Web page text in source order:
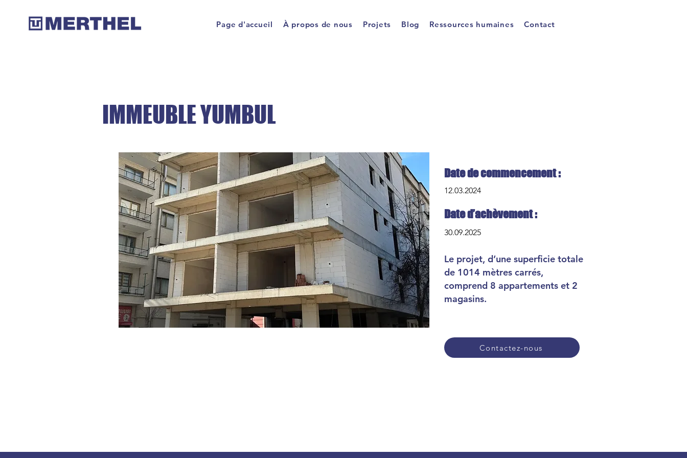
Page d'accueil À propos de nous Projets Blog Ressources humaines Contact
IMMEUBLE YUMBUL
Date de commencement :
12.03.2024
Date d’achèvement :
30.09.2025
Le projet, d’une superficie totale
de 1014 mètres carrés,
comprend 8 appartements et 2
magasins.
Contactez-nous